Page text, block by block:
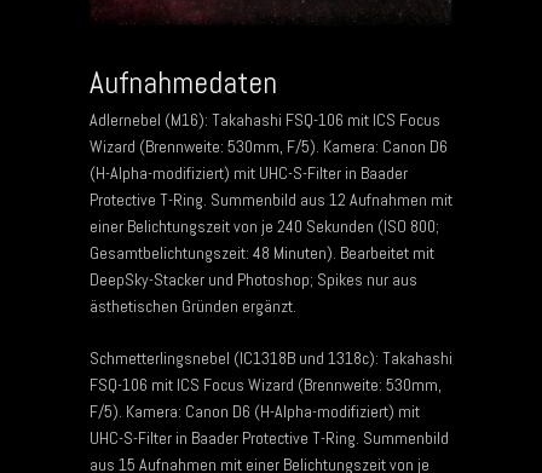
Aufnahmedaten
Adlernebel (M16): Takahashi FSQ-106 mit ICS Focus
Wizard (Brennweite: 530mm, F/5). Kamera: Canon D6
(H-Alpha-modifiziert) mit UHC-S-Filter in Baader
Protective T-Ring. Summenbild aus 12 Aufnahmen mit
einer Belichtungszeit von je 240 Sekunden (ISO 800;
Gesamtbelichtungszeit: 48 Minuten). Bearbeitet mit
DeepSky-Stacker und Photoshop; Spikes nur aus
ästhetischen Gründen ergänzt.
Schmetterlingsnebel (IC1318B und 1318c): Takahashi
FSQ-106 mit ICS Focus Wizard (Brennweite: 530mm,
F/5). Kamera: Canon D6 (H-Alpha-modifiziert) mit
UHC-S-Filter in Baader Protective T-Ring. Summenbild
aus 15 Aufnahmen mit einer Belichtungszeit von je